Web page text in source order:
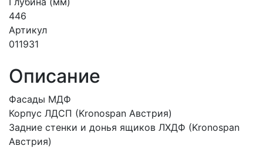
446
Артикул
011931
Описание
Фасады МДФ
Корпус ЛДСП (Kronospan Австрия)
Задние стенки и донья ящиков ЛХДФ (Kronospan
Австрия)